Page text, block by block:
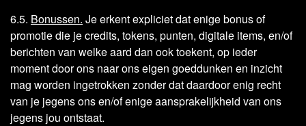
6.5. Bonussen. Je erkent expliciet dat enige bonus of
promotie die je credits, tokens, punten, digitale items, en/of
berichten van welke aard dan ook toekent, op ieder
moment door ons naar ons eigen goeddunken en inzicht
mag worden ingetrokken zonder dat daardoor enig recht
van je jegens ons en/of enige aansprakelijkheid van ons
jegens jou ontstaat.